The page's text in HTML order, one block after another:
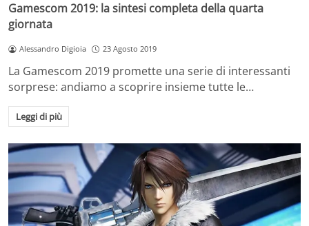
Gamescom 2019: la sintesi completa della quarta
giornata
Alessandro Digioia 23 Agosto 2019
La Gamescom 2019 promette una serie di interessanti
sorprese: andiamo a scoprire insieme tutte le…
Leggi di più